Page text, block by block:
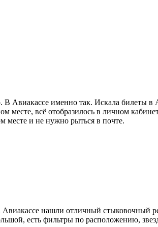
Авиакассе именно так. Искала билеты
месте, всё отобразилось в личном
месте и не нужно рыться в почте.
нашли отличный стыковочный
есть фильтры по расположению,